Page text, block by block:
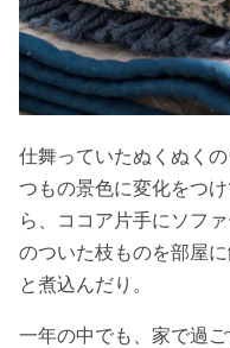
仕舞っていたぬくぬく
つもの景色に変化をつ
ら、ココア片手にソフ
のついた枝ものを部屋
と煮込んだり。
一年の中でも、家で過